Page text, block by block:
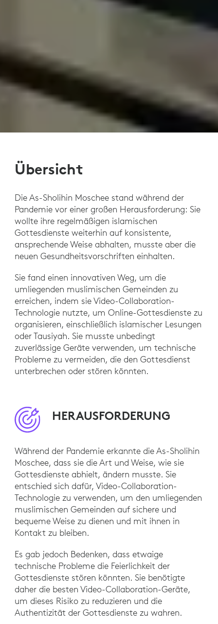
Übersicht
Die As-Sholihin Moschee stand während der
Pandemie vor einer großen Herausforderung: Sie
wollte ihre regelmäßigen islamischen
Gottesdienste weiterhin auf konsistente,
ansprechende Weise abhalten, musste aber die
neuen Gesundheitsvorschriften einhalten.
Sie fand einen innovativen Weg, um die
umliegenden muslimischen Gemeinden zu
erreichen, indem sie Video-Collaboration-
Technologie nutzte, um Online-Gottesdienste zu
organisieren, einschließlich islamischer Lesungen
oder Tausiyah. Sie musste unbedingt
zuverlässige Geräte verwenden, um technische
Probleme zu vermeiden, die den Gottesdienst
unterbrechen oder stören könnten.
HERAUSFORDERUNG
Während der Pandemie erkannte die As-Sholihin
Moschee, dass sie die Art und Weise, wie sie
Gottesdienste abhielt, ändern musste. Sie
entschied sich dafür, Video-Collaboration-
Technologie zu verwenden, um den umliegenden
muslimischen Gemeinden auf sichere und
bequeme Weise zu dienen und mit ihnen in
Kontakt zu bleiben.
Es gab jedoch Bedenken, dass etwaige
technische Probleme die Feierlichkeit der
Gottesdienste stören könnten. Sie benötigte
daher die besten Video-Collaboration-Geräte,
um dieses Risiko zu reduzieren und die
Authentizität der Gottesdienste zu wahren.